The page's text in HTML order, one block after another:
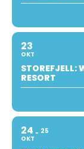
23
OKT
STOREFJELL:
RESORT
24
OKT
25